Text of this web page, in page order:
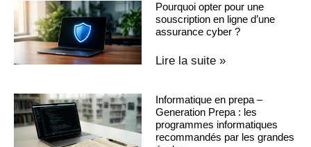
Pourquoi opter pour une
souscription en ligne d’une
assurance cyber ?
Lire la suite »
Informatique en prepa –
Generation Prepa : les
programmes informatiques
recommandés par les grandes